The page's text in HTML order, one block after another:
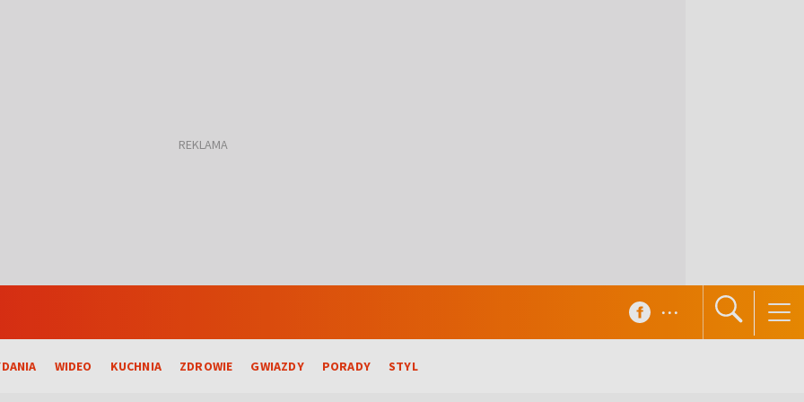
WIDEO KUCHNIA ZDROWIE GWIAZDY PORADY STYL
...